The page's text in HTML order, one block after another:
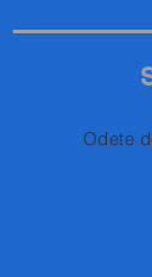
Odete